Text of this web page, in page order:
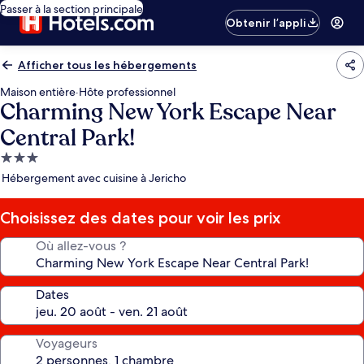
Passer à la section principale
Obtenir l’appli
Afficher tous les hébergements
Maison entière·Hôte professionnel
Charming New York Escape Near
Central Park!
Hébergement
3.0 étoiles
Hébergement avec cuisine à Jericho
Choisissez des dates pour voir les prix
Où allez-vous ?
Dates
Voyageurs